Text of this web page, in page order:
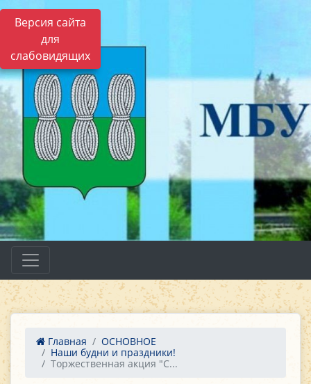
Версия сайта
для
слабовидящих
Главная
ОСНОВНОЕ
Наши будни и праздники!
Торжественная акция "С...